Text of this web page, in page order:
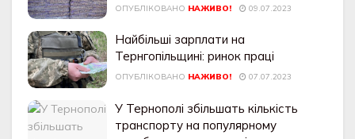
ОПУБЛІКОВАНО НАЖИВО! 09.07.2023
Найбільші зарплати на
Тернгопільщині: ринок праці
ОПУБЛІКОВАНО НАЖИВО! 07.07.2023
У Тернополі збільшать кількість
транспорту на популярному